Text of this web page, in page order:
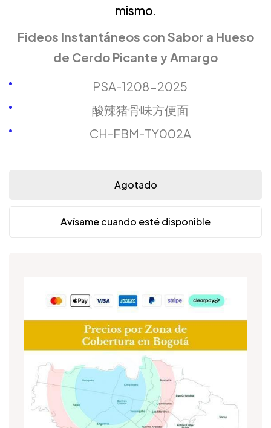
mismo.
Fideos Instantáneos con Sabor a Hueso
de Cerdo Picante y Amargo
PSA-1208-2025
酸辣猪骨味方便面
CH-FBM-TY002A
Agotado
Avísame cuando esté disponible